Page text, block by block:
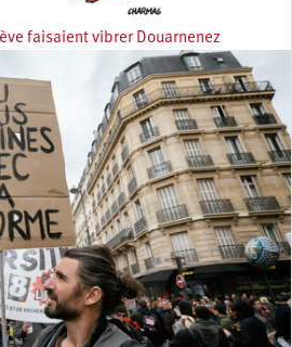
faisaient vibrer Douarnenez